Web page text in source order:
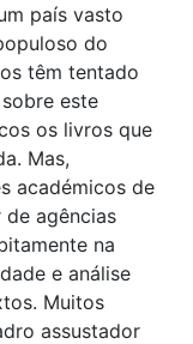
país vasto
do
têm tentado
este
os livros que
Mas,
académicos de
agências
na
e análise
Muitos
assustador